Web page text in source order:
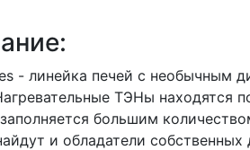
- линейка печей с необычным
ТЭНы находятся
большим
и обладатели